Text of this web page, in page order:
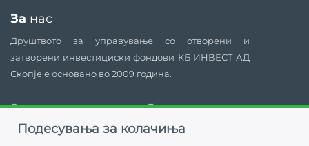
За нас
Друштвото за управување со отворени и
затворени инвестициски фондови КБ ИНВЕСТ АД
Скопје е основано во 2009 година.
Друштвото е запишано во Трговскиот регистар
под матичен број 6443532 на 15.01.2009 година.
Подесувања за колачиња